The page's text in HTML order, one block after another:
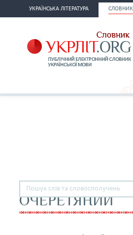
УКРАЇНСЬКА ЛІТЕРАТУРА СЛОВНИК
ОЧЕРЕТЯНИЙ